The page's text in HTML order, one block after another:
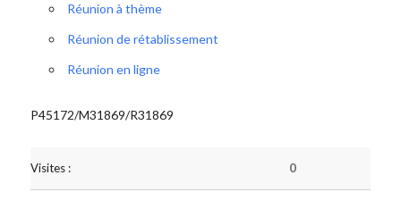
Réunion à thème
Réunion de rétablissement
Réunion en ligne
P45172/M31869/R31869
Visites : 0